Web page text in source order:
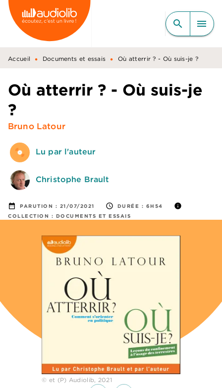
MENU RECHERCHE
CONTENU
PIED DE PAGE
search menu
Accueil • Documents et essais • Où atterrir ? - Où suis-je ?
Où atterrir ? - Où suis-je
?
Bruno Latour
Lu par l'auteur
Christophe Brault
date_range PARUTION : 21/07/2021 access_time DURÉE : 6H54 info
COLLECTION : DOCUMENTS ET ESSAIS
© et (P) Audiolib, 2021